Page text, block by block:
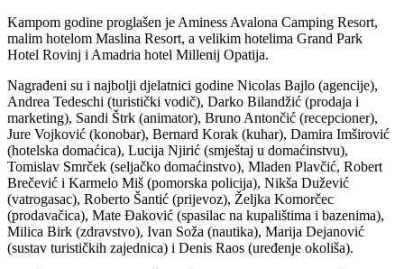
Kampom godine proglašen je Aminess Avalona Camping Resort,
malim hotelom Maslina Resort, a velikim hotelima Grand Park
Hotel Rovinj i Amadria hotel Millenij Opatija.
Nagrađeni su i najbolji djelatnici godine Nicolas Bajlo (agencije),
Andrea Tedeschi (turistički vodič), Darko Bilandžić (prodaja i
marketing), Sandi Štrk (animator), Bruno Antončić (recepcioner),
Jure Vojković (konobar), Bernard Korak (kuhar), Damira Imširović
(hotelska domaćica), Lucija Njirić (smještaj u domaćinstvu),
Tomislav Smrček (seljačko domaćinstvo), Mladen Plavčić, Robert
Brečević i Karmelo Miš (pomorska policija), Nikša Dužević
(vatrogasac), Roberto Šantić (prijevoz), Željka Komorčec
(prodavačica), Mate Đaković (spasilac na kupalištima i bazenima),
Milica Birk (zdravstvo), Ivan Soža (nautika), Marija Dejanović
(sustav turističkih zajednica) i Denis Raos (uređenje okoliša).